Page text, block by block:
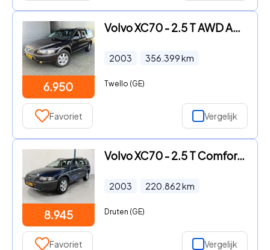
6.950
Volvo XC70 - 2.5 T AWD Automaat 7-persoons Xenon 210 pk
2003 356.399km
Twello (GE)
Favoriet Vergelijk
8.945
Volvo XC70 - 2.5 T Comfort Line AUTOMAAT / RIJKLAAR
2003 220.862km
Druten (GE)
Favoriet Vergelijk